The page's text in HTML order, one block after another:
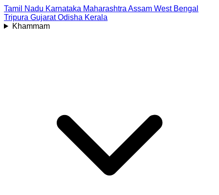
Tamil Nadu Karnataka Maharashtra Assam West Bengal
Tripura Gujarat Odisha Kerala
Khammam